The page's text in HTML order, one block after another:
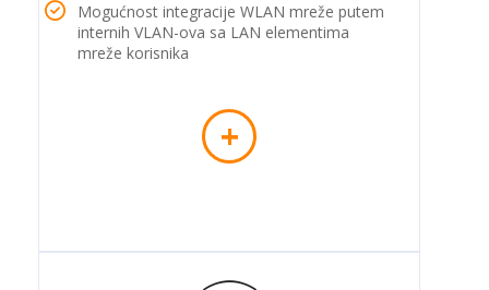
Mogućnost integracije WLAN mreže putem
internih VLAN-ova sa LAN elementima
mreže korisnika
+